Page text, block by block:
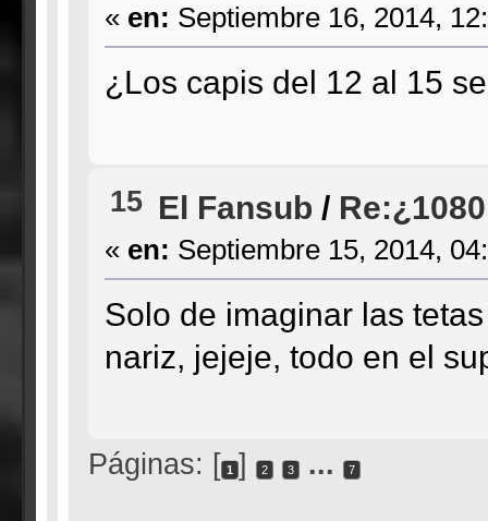
« en: Septiembre 16, 2014,
¿Los capis del 12 al 15
15 El Fansub /
« en: Septiembre 15, 2014,
Solo de imaginar las
nariz, jejeje, todo en el
Páginas: [ 1 ] 2 3 ... 7